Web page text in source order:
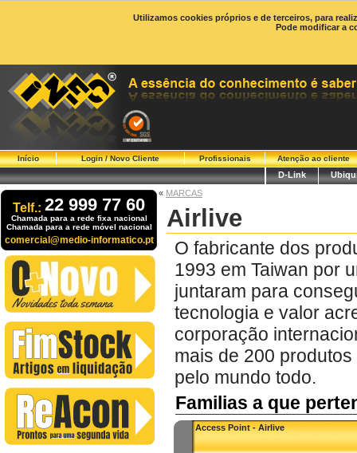
Utilizamos cookies próprios e de terceiros, para
Pode modificar a
Início Login / Novo Cliente Profissionais Atenção ao cliente
D-Link
Telf.: 22 999 77 60
Chamada para a rede fixa nacional
Chamada para a rede móvel nacional
comercial@medio-informatico.pt
« MARCAS
Airlive
O fabricante dos
1993 em Taiwan por
juntaram para
tecnologia e valor
corporação
mais de 200
pelo mundo todo.
Familias a que
Access Point - Airlive